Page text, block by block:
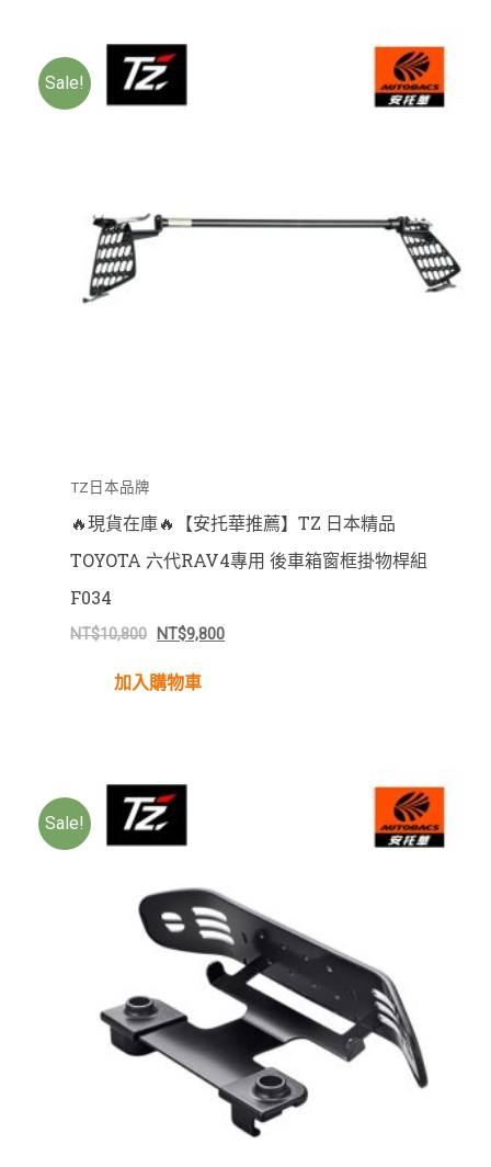
Sale!
TZ日本品牌
🔥現貨在庫🔥【安托華推薦】TZ 日本精品
TOYOTA 六代RAV4專用 後車箱窗框掛物桿組
F034
NT$10,800 NT$9,800
加入購物車
Sale!